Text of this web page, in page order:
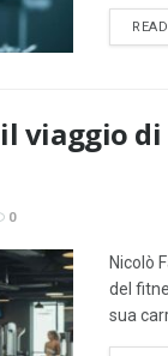
viaggio
0
Nicolò
del
sua